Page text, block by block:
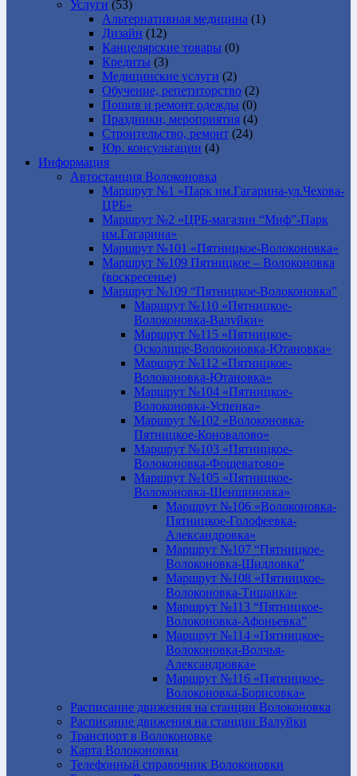
Услуги (53)
Альтернативная медицина (1)
Дизайн (12)
Канцелярские товары (0)
Кредиты (3)
Медицинские услуги (2)
Обучение, репетиторство (2)
Пошив и ремонт одежды (0)
Праздники, мероприятия (4)
Строительство, ремонт (24)
Юр. консультации (4)
Информация
Автостанция Волоконовка
Маршрут №1 «Парк им.Гагарина-ул.Чехова-
ЦРБ»
Маршрут №2 «ЦРБ-магазин “Миф”-Парк
им.Гагарина»
Маршрут №101 «Пятницкое-Волоконовка»
Маршрут №109 Пятницкое – Волоконовка
(воскресенье)
Маршрут №109 “Пятницкое-Волоконовка”
Маршрут №110 «Пятницкое-
Волоконовка-Валуйки»
Маршрут №115 «Пятницкое-
Осколище-Волоконовка-Ютановка»
Маршрут №112 «Пятницкое-
Волоконовка-Ютановка»
Маршрут №104 «Пятницкое-
Волоконовка-Успенка»
Маршрут №102 «Волоконовка-
Пятницкое-Коновалово»
Маршрут №103 «Пятницкое-
Волоконовка-Фощеватово»
Маршрут №105 «Пятницкое-
Волоконовка-Шеншиновка»
Маршрут №106 «Волоконовка-
Пятницкое-Голофеевка-
Александровка»
Маршрут №107 “Пятницкое-
Волоконовка-Шидловка”
Маршрут №108 «Пятницкое-
Волоконовка-Тишанка»
Маршрут №113 “Пятницкое-
Волоконовка-Афоньевка”
Маршрут №114 «Пятницкое-
Волоконовка-Волчья-
Александровка»
Маршрут №116 «Пятницкое-
Волоконовка-Борисовка»
Расписание движения на станции Волоконовка
Расписание движения на станции Валуйки
Транспорт в Волоконовке
Карта Волоконовки
Телефонный справочник Волоконовки